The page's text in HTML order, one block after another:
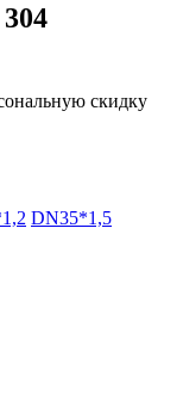
скидку
DN35*1,5